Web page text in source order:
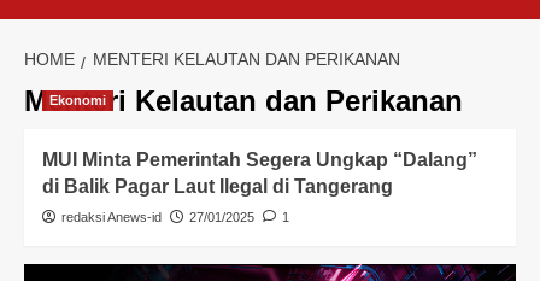
HOME MENTERI KELAUTAN DAN PERIKANAN
Menteri Kelautan dan Perikanan
Ekonomi
MUI Minta Pemerintah Segera Ungkap “Dalang”
di Balik Pagar Laut Ilegal di Tangerang
redaksi Anews-id 27/01/2025 1